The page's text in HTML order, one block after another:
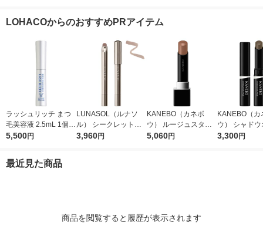
LOHACOからのおすすめPRアイテム
ラッシュリッチ まつ
毛美容液 2.5mL 1個
ロート製薬
5,500円
LUNASOL（ルナソ
ル） シークレットシ
ェイド 01
3,960円
KANEBO（カネボ
ウ） ルージュスター
ヴァイブラント V09
5,060円
KANEBO（カ
ウ） シャドウオンフ
ェース 01
3,300円
最近見た商品
商品を閲覧すると履歴が表示されます